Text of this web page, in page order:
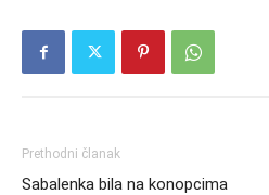
Prethodni članak
Sabalenka bila na konopcima